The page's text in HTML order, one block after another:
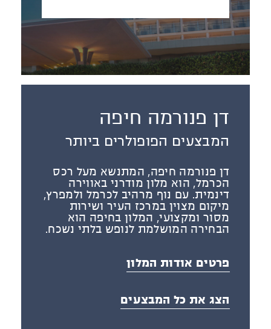
דן פנורמה חיפה
המבצעים הפופולרים ביותר
דן פנורמה חיפה, המתנשא מעל רכס
הכרמל, הוא מלון מודרני באווירה
דינמית. עם נוף מרהיב לכרמל ולמפרץ,
מיקום מצוין במרכז העיר ושירות
מסור ומקצועי, המלון בחיפה הוא
הבחירה המושלמת לנופש בלתי נשכח.
פרטים אודות המלון
הצג את כל המבצעים